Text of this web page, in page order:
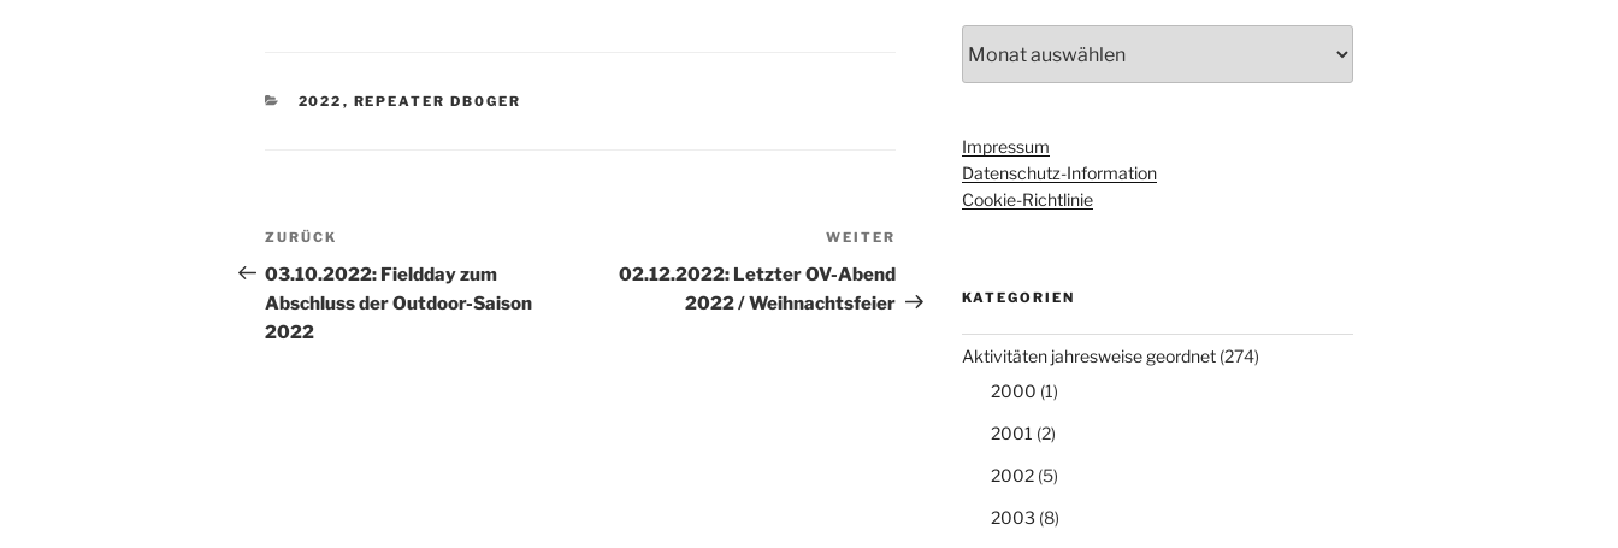
KATEGORIEN
2022 , REPEATER DB0GER
Beitragsnavigation
Vorheriger
Beitrag
ZURÜCK
03.10.2022: Fieldday zum
Abschluss der Outdoor-Saison
2022
Beitrag
WEITER
02.12.2022: Letzter OV-Abend
2022 / Weihnachtsfeier
Impressum
Datenschutz-Information
Cookie-Richtlinie
KATEGORIEN
Aktivitäten jahresweise geordnet(274)
2000 (1)
2001 (2)
2002(5)
2003 (8)